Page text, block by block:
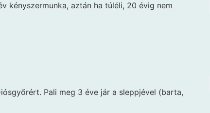
kényszermunka, aztán ha túléli, 20 évig nem
Pali meg 3 éve jár a sleppjével (barta,